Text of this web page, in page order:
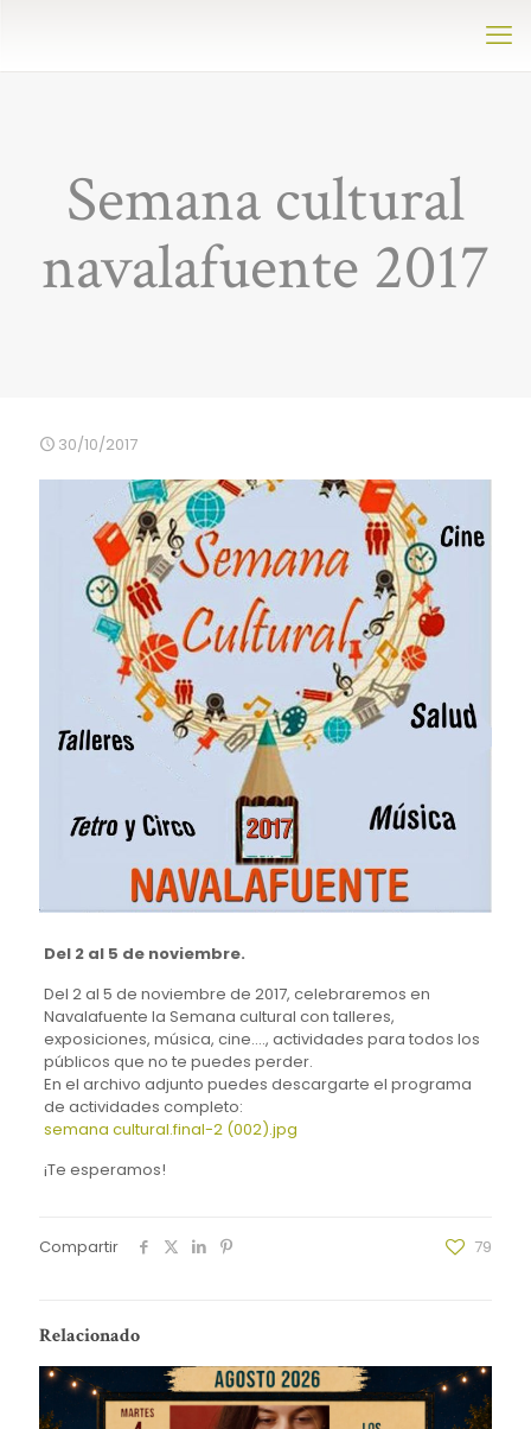
Semana cultural
navalafuente 2017
30/10/2017
Del 2 al 5 de noviembre.
Del 2 al 5 de noviembre de 2017, celebraremos en
Navalafuente la Semana cultural con talleres,
exposiciones, música, cine…., actividades para todos los
públicos que no te puedes perder.
En el archivo adjunto puedes descargarte el programa
de actividades completo:
semana cultural.final-2 (002).jpg
¡Te esperamos!
Compartir 79
Relacionado